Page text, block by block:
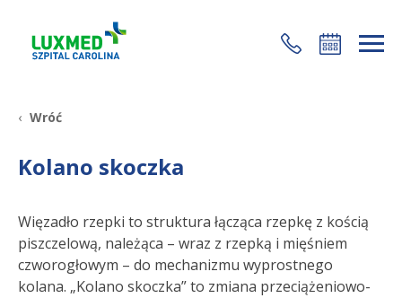
+48 22 35 58 200
Wróć
Kolano skoczka
Więzadło rzepki to struktura łącząca rzepkę z kością
piszczelową, należąca – wraz z rzepką i mięśniem
czworogłowym – do mechanizmu wyprostnego
kolana. „Kolano skoczka” to zmiana przeciążeniowo-